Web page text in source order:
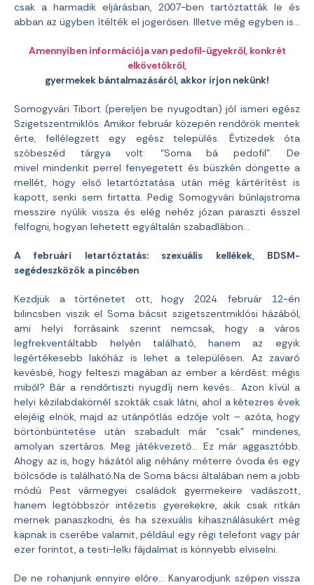
csak a harmadik eljárásban, 2007-ben tartóztatták le és
abban az ügyben ítélték el jogerősen. Illetve még egyben is…
Amennyiben információja van pedofil-ügyekről, konkrét
elkövetőkről,
gyermekek bántalmazásáról, akkor írjon nekünk!
Somogyvári Tibort (pereljen be nyugodtan) jól ismeri egész
Szigetszentmiklós. Amikor február közepén rendőrök mentek
érte, fellélegzett egy egész település. Évtizedek óta
szóbeszéd tárgya volt: “Soma bá pedofil”. De
mivel mindenkit perrel fenyegetett és büszkén döngette a
mellét, hogy első letartóztatása után még kártérítést is
kapott, senki sem firtatta. Pedig Somogyvári bűnlajstroma
messzire nyúlik vissza és elég nehéz józan paraszti ésszel
felfogni, hogyan lehetett egyáltalán szabadlábon…
A februári letartóztatás: szexuális kellékek, BDSM-
segédeszközök a pincében
Kezdjük a történetet ott, hogy 2024. február 12-én
bilincsben viszik el Soma bácsit szigetszentmiklósi házából,
ami helyi forrásaink szerint nemcsak, hogy a város
legfrekventáltabb helyén található, hanem az egyik
legértékesebb lakóház is lehet a településen. Az zavaró
kevésbé, hogy felteszi magában az ember a kérdést: mégis
miből? Bár a rendőrtiszti nyugdíj nem kevés… Azon kívül a
helyi kézilabdakörnél szokták csak látni, ahol a kétezres évek
elejéig elnök, majd az utánpótlás edzője volt – azóta, hogy
börtönbüntetése után szabadult már “csak” mindenes,
amolyan szertáros. Meg játékvezető… Ez már aggasztóbb.
Ahogy az is, hogy házától alig néhány méterre óvoda és egy
bölcsőde is található.Na de Soma bácsi általában nem a jobb
módú Pest vármegyei családok gyermekeire vadászott,
hanem legtöbbször intézetis gyerekekre, akik csak ritkán
mernek panaszkodni, és ha szexuális kihasználásukért még
kapnak is cserébe valamit, például egy régi telefont vagy pár
ezer forintot, a testi-lelki fájdalmat is könnyebb elviselni.
De ne rohanjunk ennyire előre… Kanyarodjunk szépen vissza